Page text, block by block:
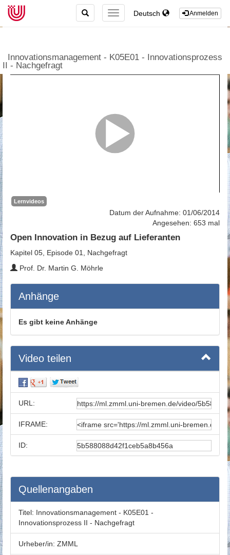
Anmelden
Deutsch
TOGGLE
NAVIGATION
TOGGLE
SEARCH
Innovationsmanagement - K05E01 - Innovationsprozess
II - Nachgefragt
Lernvideos
Datum der Aufnahme: 01/06/2014
Angesehen: 653 mal
Open Innovation in Bezug auf Lieferanten
Kapitel 05, Episode 01, Nachgefragt
Prof. Dr. Martin G. Möhrle
Anhänge
Es gibt keine Anhänge
Video teilen
URL:
IFRAME:
ID:
Quellenangaben
Titel: Innovationsmanagement - K05E01 -
Innovationsprozess II - Nachgefragt
Urheber/in: ZMML